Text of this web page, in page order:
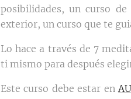
posibilidades, un curso
exterior, un curso que te
Lo hace a través de 7
ti mismo para después
Este curso debe estar en